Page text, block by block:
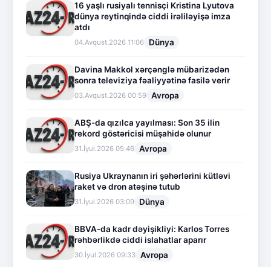
16 yaşlı rusiyalı tennisçi Kristina Lyutova
dünya reytinqində ciddi irəliləyişə imza
atdı
04.Avqust.2026 11:06 Dünya
Davina Makkol xərçənglə mübarizədən
sonra televiziya fəaliyyətinə fasilə verir
03.Avqust.2026 00:59 Avropa
ABŞ-da qızılca yayılması: Son 35 ilin
rekord göstəricisi müşahidə olunur
31.İyul.2026 05:46 Avropa
Rusiya Ukraynanın iri şəhərlərini kütləvi
raket və dron atəşinə tutub
31.İyul.2026 03:09 Dünya
BBVA-da kadr dəyişikliyi: Karlos Torres
rəhbərlikdə ciddi islahatlar aparır
30.İyul.2026 09:33 Avropa